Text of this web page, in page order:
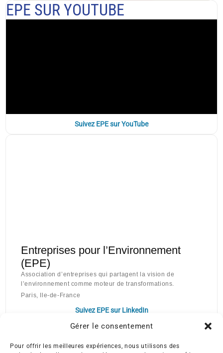
Gérer le consentement
Pour offrir les meilleures expériences, nous utilisons des
EPE SUR YOUTUBE
Suivez EPE sur YouTube
Entreprises pour l’Environnement
(EPE)
Association d’entreprises qui partagent la vision de
l’environnement comme moteur de transformations.
Paris, Ile-de-France
Suivez EPE sur LinkedIn